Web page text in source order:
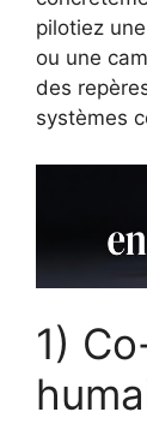
pilotiez
ou une
des
systèmes
1)